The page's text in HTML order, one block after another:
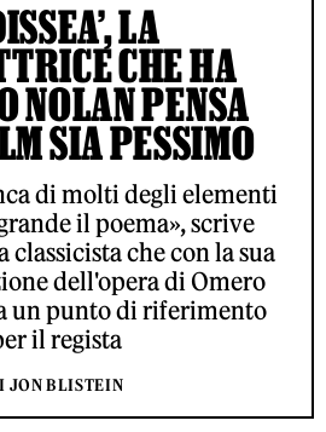
LA
CHE HA
NOLAN PENSA
SIA PESSIMO
di molti degli elementi
il poema», scrive
che con la sua
dell'opera di Omero
un punto di riferimento
il regista
JON BLISTEIN